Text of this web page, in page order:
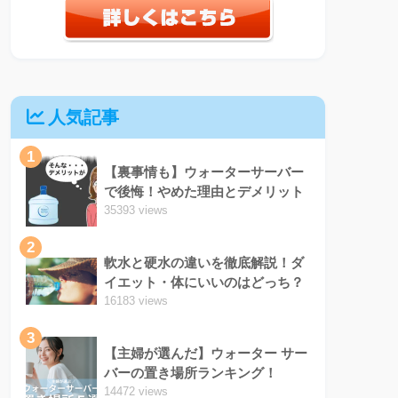
人気記事
1
【裏事情も】ウォーターサーバー
で後悔！やめた理由とデメリット
35393 views
2
軟水と硬水の違いを徹底解説！ダ
イエット・体にいいのはどっち？
16183 views
3
【主婦が選んだ】ウォーター サー
バーの置き場所ランキング！
14472 views